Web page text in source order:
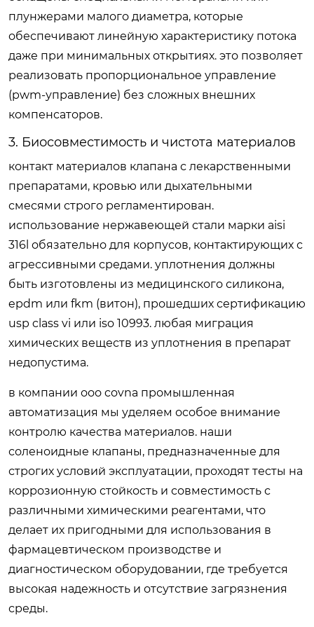
плунжерами малого диаметра, которые
обеспечивают линейную характеристику потока
даже при минимальных открытиях. это позволяет
реализовать пропорциональное управление
(pwm-управление) без сложных внешних
компенсаторов.
3. Биосовместимость и чистота материалов
контакт материалов клапана с лекарственными
препаратами, кровью или дыхательными
смесями строго регламентирован.
использование нержавеющей стали марки aisi
316l обязательно для корпусов, контактирующих с
агрессивными средами. уплотнения должны
быть изготовлены из медицинского силикона,
epdm или fkm (витон), прошедших сертификацию
usp class vi или iso 10993. любая миграция
химических веществ из уплотнения в препарат
недопустима.
в компании ооо covna промышленная
автоматизация мы уделяем особое внимание
контролю качества материалов. наши
соленоидные клапаны, предназначенные для
строгих условий эксплуатации, проходят тесты на
коррозионную стойкость и совместимость с
различными химическими реагентами, что
делает их пригодными для использования в
фармацевтическом производстве и
диагностическом оборудовании, где требуется
высокая надежность и отсутствие загрязнения
среды.